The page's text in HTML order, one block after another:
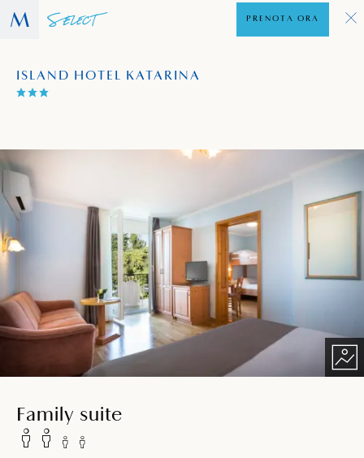
ISLAND HOTEL KATARINA
PRENOTA ORA
Family suite